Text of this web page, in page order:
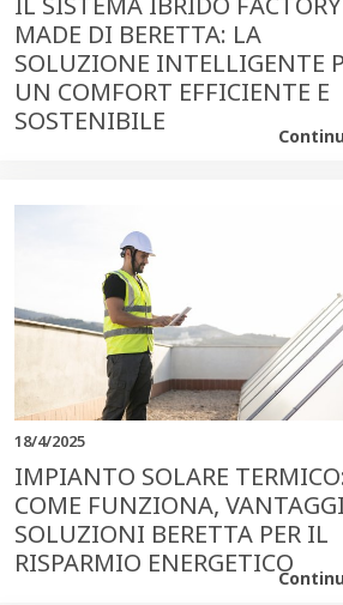
MADE DI BERETTA: LA
SOLUZIONE INTELLIGENTE
UN COMFORT EFFICIENTE E
SOSTENIBILE
18/4/2025
IMPIANTO SOLARE TERMICO:
COME FUNZIONA,
SOLUZIONI BERETTA PER IL
RISPARMIO ENERGETICO